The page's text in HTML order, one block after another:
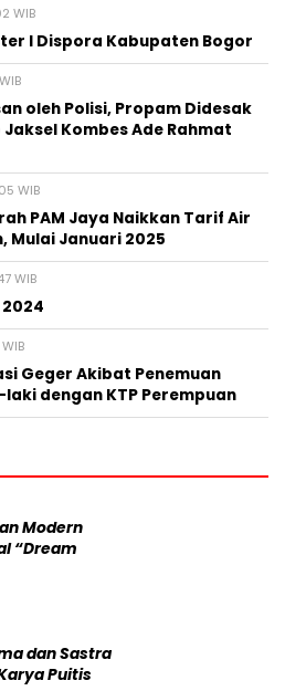
WIB
I Dispora Kabupaten Bogor
oleh Polisi, Propam Didesak
Kombes Ade Rahmat
WIB
PAM Jaya Naikkan Tarif Air
Mulai Januari 2025
WIB
2024
Geger Akibat Penemuan
dengan KTP Perempuan
Modern
“Dream
dan Sastra
Puitis